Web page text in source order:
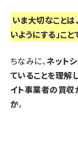
いま大切なことは
いようにする」こと
ちなみに、ネット
ていることを理解
イト事業者の買収
か。